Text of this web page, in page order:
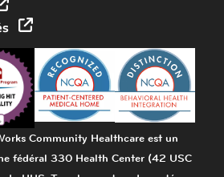
Community Healthcare est un
fédéral 330 Health Center (42 USC